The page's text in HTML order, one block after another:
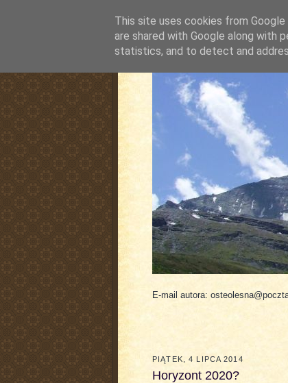
E-mail autora:
PIĄTEK, 4 LIPCA 2014
Horyzont 2020?
This site uses cookies from
are shared with Google along with
statistics, and to detect and